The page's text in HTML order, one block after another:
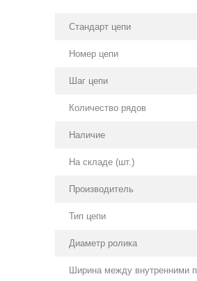
Стандарт цепи
Номер цепи
Шаг цепи
Количество рядов
Наличие
На складе (шт.)
Производитель
Тип цепи
Диаметр ролика
Ширина между внутренними